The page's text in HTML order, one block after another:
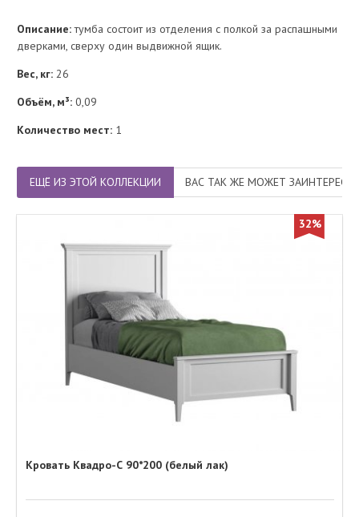
Описание:тумба состоит из отделения с полкой за распашными
дверками, сверху один выдвижной ящик.
Вес, кг: 26
Объём, м³: 0,09
Количество мест: 1
ЕЩЁ ИЗ ЭТОЙ КОЛЛЕКЦИИ ВАС ТАК ЖЕ МОЖЕТ
32%
Кровать Квадро-С 90*200 (белый лак)